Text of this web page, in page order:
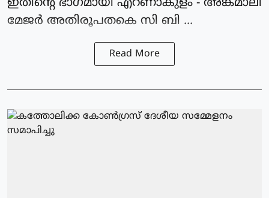
ഇതിൻ്റെ ഭാഗമായി എറണാകുളം - അങ്കമാലി
മേജർ അതിരൂപതകെ സി ബി ...
Read More